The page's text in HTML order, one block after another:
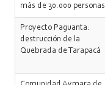
más de 30.000 personas
Proyecto Paguanta:
destrucción de la
Quebrada de Tarapacá